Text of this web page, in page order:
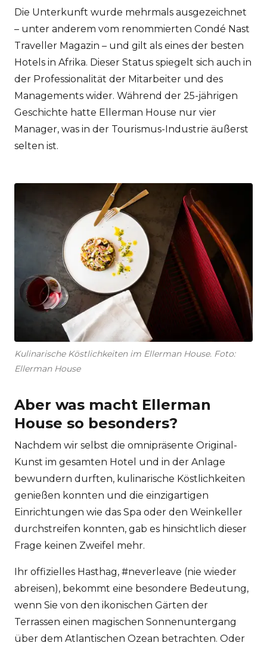
Die Unterkunft wurde mehrmals ausgezeichnet
– unter anderem vom renommierten Condé Nast
Traveller Magazin – und gilt als eines der besten
Hotels in Afrika. Dieser Status spiegelt sich auch in
der Professionalität der Mitarbeiter und des
Managements wider. Während der 25-jährigen
Geschichte hatte Ellerman House nur vier
Manager, was in der Tourismus-Industrie äußerst
selten ist.
Kulinarische Köstlichkeiten im Ellerman House. Foto:
Ellerman House
Aber was macht Ellerman
House so besonders?
Nachdem wir selbst die omnipräsente Original-
Kunst im gesamten Hotel und in der Anlage
bewundern durften, kulinarische Köstlichkeiten
genießen konnten und die einzigartigen
Einrichtungen wie das Spa oder den Weinkeller
durchstreifen konnten, gab es hinsichtlich dieser
Frage keinen Zweifel mehr.
Ihr offizielles Hasthag, #neverleave (nie wieder
abreisen), bekommt eine besondere Bedeutung,
wenn Sie von den ikonischen Gärten der
Terrassen einen magischen Sonnenuntergang
über dem Atlantischen Ozean betrachten. Oder